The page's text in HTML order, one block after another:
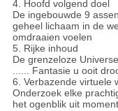
4. Hoofd volgend doel
De ingebouwde 9
geheel lichaam in de
omdraaien voelen
5. Rijke inhoud
De grenzeloze
...... Fantasie u ooit
6. Verbazende virtuele
Onderzoek elke
het ogenblik uit